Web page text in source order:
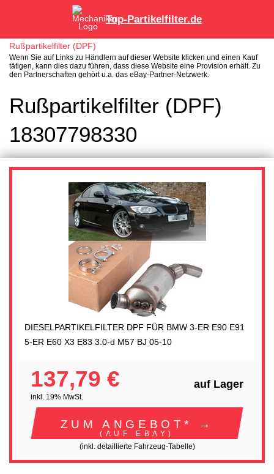
Top-Partikelfilter.de
Rußpartikelfilter (DPF)
Wenn Sie auf Links zu Händlern auf dieser Website klicken und einen Kauf
tätigen, kann dies dazu führen, dass diese Website eine Provision erhält. Zu
den Partnerschaften gehört u.a. das eBay-Partner-Netzwerk.
Rußpartikelfilter (DPF)
18307798330
DIESELPARTIKELFILTER DPF FÜR BMW 3-ER E90 E91
5-ER E60 X3 E83 3.0-d M57 BJ 05-10
137,79 €
inkl. 19% MwSt.
auf Lager
ZUM ANGEBOT* →
(AUF EBAY)
(inkl. detaillierte Fahrzeug-Tabelle)